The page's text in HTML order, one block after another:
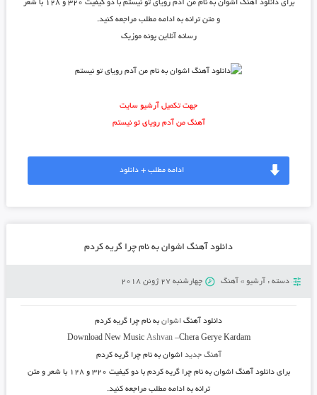
برای دانلود آهنگ اشوان به نام من آدم رویای تو نیستم
با دو کیفیت ۳۲۰ و ۱۲۸ با شعر
و متن ترانه به ادامه مطلب مراجعه کنید.
رسانه آنلاین پونه موزیک
جهت تکمیل آرشیو سایت
آهنگ من آدم رویای تو نیستم
ادامه مطلب + دانلود
دانلود آهنگ اشوان به نام چرا گریه کردم
دسته : آرشیو » آهنگ چهارشنبه 27 ژوئن 2018
دانلود آهنگ اشوانبه نام چرا گریه کردم
Download New Music Ashvan–Chera Gerye Kardam
آهنگ جدید اشوان به نام چرا گریه کردم
برای دانلود آهنگ اشوان به نام چرا گریه کردم
با دو کیفیت ۳۲۰ و ۱۲۸ با شعر و متن
ترانه به ادامه مطلب مراجعه کنید.